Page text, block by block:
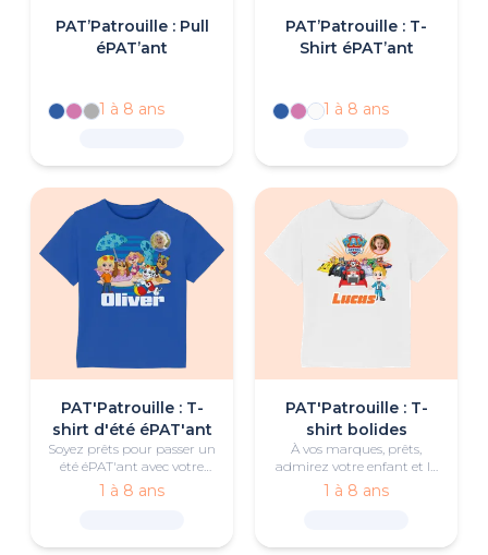
PAT’Patrouille : Pull
éPAT’ant
1 à 8 ans
PAT’Patrouille : T-
Shirt éPAT’ant
1 à 8 ans
PAT'Patrouille : T-
shirt d'été éPAT'ant
Soyez prêts pour passer un
été éPAT'ant avec votre
enfant et la PAT'Patrouille
grâce à ce chouette t-shirt
1 à 8 ans
PAT'Patrouille : T-
shirt bolides
À vos marques, prêts,
admirez votre enfant et la
PAT'Patrouille sur ce
superbe t-shirt
1 à 8 ans